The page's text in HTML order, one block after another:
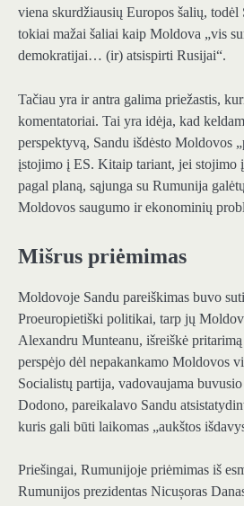
viena skurdžiausių Europos šalių,
tokiai mažai šaliai kaip Moldova „vis
demokratijai… (ir) atsispirti Rusijai“.
Tačiau yra ir antra galima priežastis,
komentatoriai. Tai yra idėja, kad
perspektyvą, Sandu išdėsto Moldovos
įstojimo į ES. Kitaip tariant, jei stojimo
pagal planą, sąjunga su Rumunija
Moldovos saugumo ir ekonominių
Mišrus priėmimas
Moldovoje Sandu pareiškimas buvo
Proeuropietiški politikai, tarp jų
Alexandru Munteanu, išreiškė
perspėjo dėl nepakankamo Moldovos
Socialistų partija, vadovaujama
Dodono, pareikalavo Sandu
kuris gali būti laikomas „aukštos
Priešingai, Rumunijoje priėmimas iš
Rumunijos prezidentas Nicușoras